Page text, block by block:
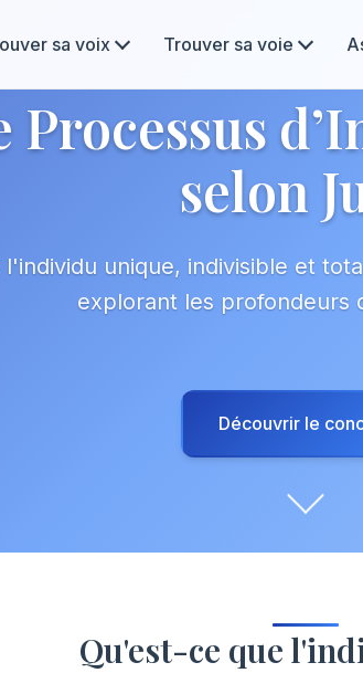
sa voix Trouver sa voie
Processus
selon
l'individu unique, indivisible et
explorant les profondeurs
Découvrir le
Qu'est-ce que